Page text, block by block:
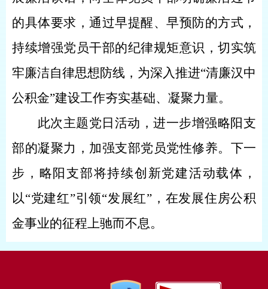
的具体要求，通过早提醒、早预防的方式，
持续增强党员干部的纪律规矩意识，切实筑
牢廉洁自律思想防线，为深入推进“清廉汉中
公积金”建设工作夯实基础、凝聚力量。
此次主题党日活动，进一步增强略阳支
部的凝聚力，加强支部党员党性修养。下一
步，略阳支部将持续创新党建活动载体，
以“党建红”引领“发展红”，在发展住房公积
金事业的征程上驰而不息。